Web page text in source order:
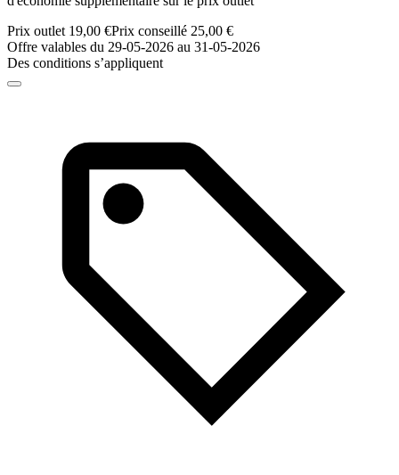
Prix outlet 19,00 €Prix conseillé 25,00 €
Offre valables du 29-05-2026 au 31-05-2026
Des conditions s’appliquent